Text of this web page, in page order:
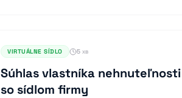
VIRTUÁLNE SÍDLO 5 хв
Súhlas vlastníka nehnuteľnosti
so sídlom firmy